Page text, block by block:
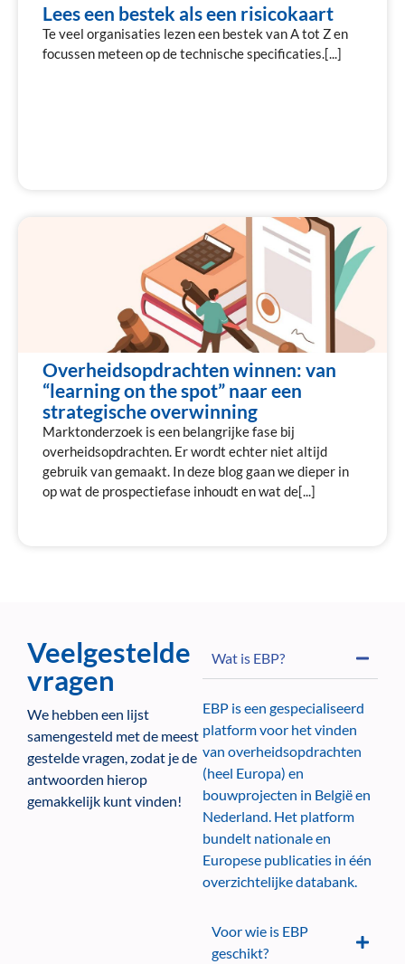
Lees een bestek als een risicokaart
Te veel organisaties lezen een bestek van A tot Z en
focussen meteen op de technische specificaties.[...]
Overheidsopdrachten winnen: van
“learning on the spot” naar een
strategische overwinning
Marktonderzoek is een belangrijke fase bij
overheidsopdrachten. Er wordt echter niet altijd
gebruik van gemaakt. In deze blog gaan we dieper in
op wat de prospectiefase inhoudt en wat de[...]
Veelgestelde
vragen
We hebben een lijst
samengesteld met de meest
gestelde vragen, zodat je de
antwoorden hierop
gemakkelijk kunt vinden!
Wat is EBP?
EBP is een gespecialiseerd
platform voor het vinden
van overheidsopdrachten
(heel Europa) en
bouwprojecten in België en
Nederland. Het platform
bundelt nationale en
Europese publicaties in één
overzichtelijke databank.
Voor wie is EBP
geschikt?